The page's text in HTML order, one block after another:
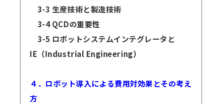
3-3 生産技術と製造技術
3-4 QCDの重要性
3-5 ロボットシステムインテグレータと
IE（Industrial Engineering）
４．ロボット導入による費用対効果とその考え
方